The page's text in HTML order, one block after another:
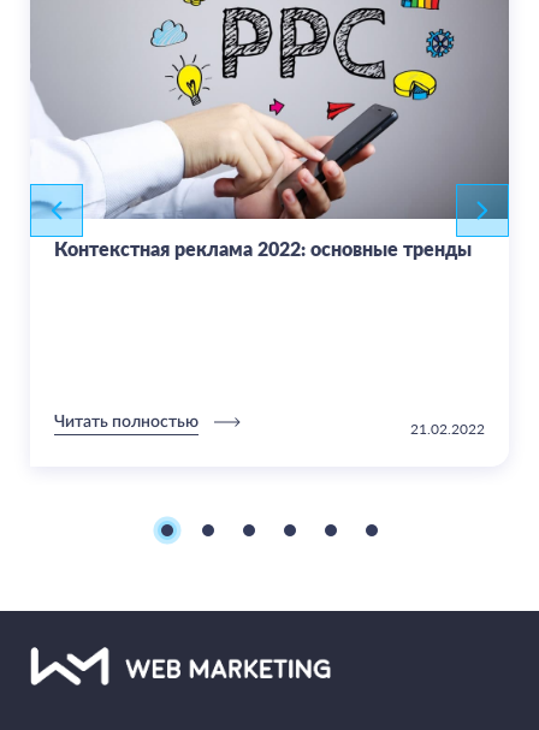
Контекстная реклама 2022: основные тренды
Читать полностью 21.02.2022